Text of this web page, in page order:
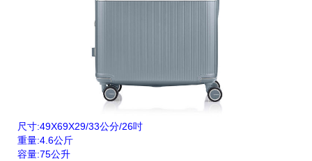
尺寸:49X69X29/33公分/26吋
重量:4.6公斤
容量:75公升